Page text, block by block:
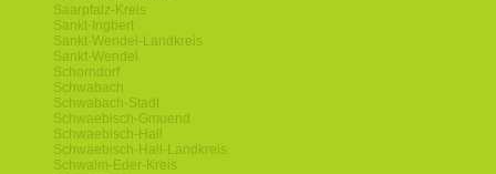
Saarpfalz-Kreis
Sankt-Ingbert
Sankt-Wendel-Landkreis
Sankt-Wendel
Schorndorf
Schwabach
Schwabach-Stadt
Schwaebisch-Gmuend
Schwaebisch-Hall
Schwaebisch-Hall-Landkreis
Schwalm-Eder-Kreis